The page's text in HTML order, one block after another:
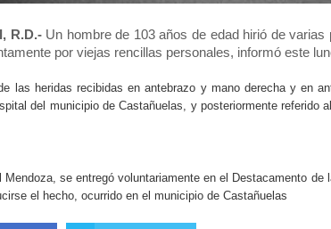
Abinader agotará agenda de inauguraciones
Dirección Provincial de Salud San Juan recibe
Presidente Abinader, junto a la vicepresidenta
Caribe Santo Domingo 2026
R.D.-Un hombre de 103 años de edad hirió de
por viejas rencillas personales, informó este
las heridas recibidas en antebrazo y mano derecha y en
del municipio de Castañuelas, y posteriormente referido
Mendoza, se entregó voluntariamente en el Destacamento
el hecho, ocurrido en el municipio de Castañuelas